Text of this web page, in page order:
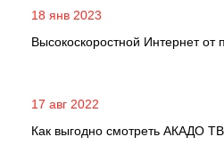
18 янв 2023
Высокоскоростной Интернет от
17 авг 2022
Как выгодно смотреть АКАДО ТВ